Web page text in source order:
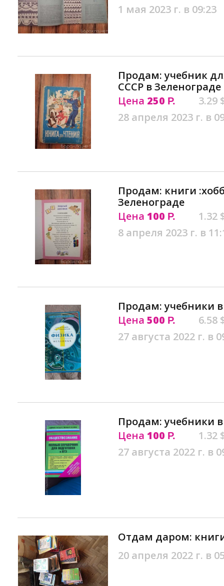
1 мая 2023 г. в 09:23
Продам: учебник
СССР в Зеленограде
Цена 250 Р.
3.29
28 апреля 2023 г. в
Продам: книги
Зеленограде
Цена 100 Р.
1.32
8 апреля 2023 г. в
Продам: учебники
Цена 500 Р.
6.58
27 августа 2022 г. в
Продам: учебники
Цена 100 Р.
1.32
27 августа 2022 г. в
Отдам даром:
20 апреля 2022 г. в